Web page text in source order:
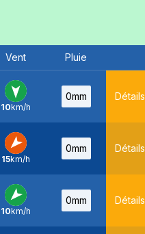
Vent Pluie
N -
10km/h
0mm Détails
NE -
15km/h
0mm Détails
NE -
10km/h
0mm Détails